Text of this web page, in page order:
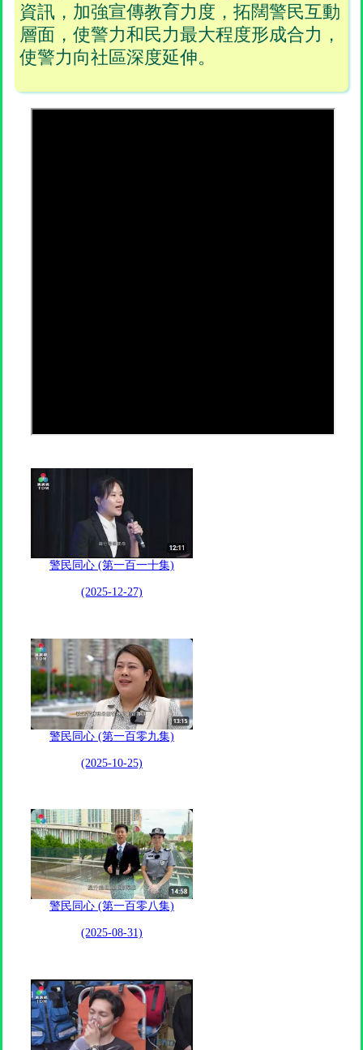
資訊，加強宣傳教育力度，拓闊警民互動
層面，使警力和民力最大程度形成合力，
使警力向社區深度延伸。
警民同心 (第一百一十集)
(2025-12-27)
警民同心 (第一百零九集)
(2025-10-25)
警民同心 (第一百零八集)
(2025-08-31)